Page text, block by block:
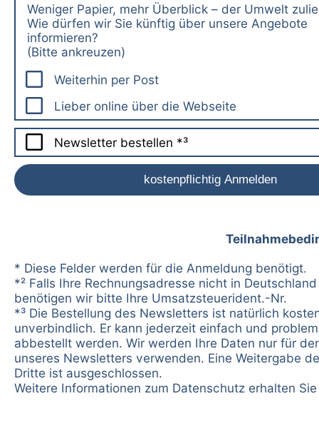
Weniger Papier, mehr Überblick – der Umwelt
Wie dürfen wir Sie künftig über unsere Angebote
informieren?
(Bitte ankreuzen)
Weiterhin per Post
Lieber online über die Webseite
Newsletter bestellen *³
* Diese Felder werden für die Anmeldung benötigt.
*² Falls Ihre Rechnungsadresse nicht in
benötigen wir bitte Ihre Umsatzsteuerident.-Nr.
*³ Die Bestellung des Newsletters ist natürlich
unverbindlich. Er kann jederzeit einfach und
abbestellt werden. Wir werden Ihre Daten nur für
unseres Newsletters verwenden. Eine Weitergabe
Dritte ist ausgeschlossen.
Weitere Informationen zum Datenschutz erhalten